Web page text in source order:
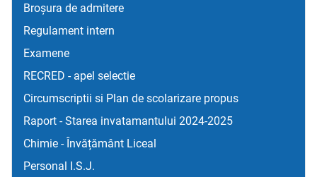
Broșura de admitere
Regulament intern
Examene
RECRED - apel selectie
Circumscriptii si Plan de scolarizare propus
Raport - Starea invatamantului 2024-2025
Chimie - Învățământ Liceal
Personal I.S.J.